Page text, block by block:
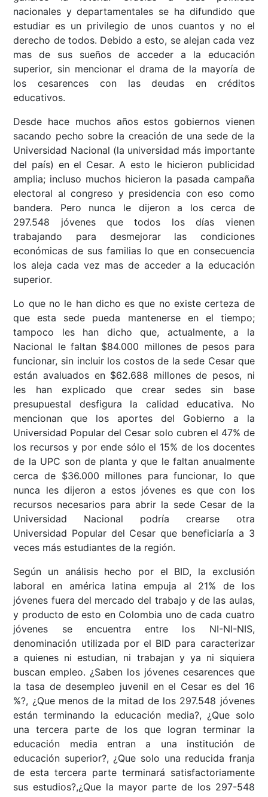
nacionales y departamentales se ha difundido que
estudiar es un privilegio de unos cuantos y no el
derecho de todos. Debido a esto, se alejan cada vez
mas de sus sueños de acceder a la educación
superior, sin mencionar el drama de la mayoría de
los cesarences con las deudas en créditos
educativos.
Desde hace muchos años estos gobiernos vienen
sacando pecho sobre la creación de una sede de la
Universidad Nacional (la universidad más importante
del país) en el Cesar. A esto le hicieron publicidad
amplia; incluso muchos hicieron la pasada campaña
electoral al congreso y presidencia con eso como
bandera. Pero nunca le dijeron a los cerca de
297.548 jóvenes que todos los días vienen
trabajando para desmejorar las condiciones
económicas de sus familias lo que en consecuencia
los aleja cada vez mas de acceder a la educación
superior.
Lo que no le han dicho es que no existe certeza de
que esta sede pueda mantenerse en el tiempo;
tampoco les han dicho que, actualmente, a la
Nacional le faltan $84.000 millones de pesos para
funcionar, sin incluir los costos de la sede Cesar que
están avaluados en $62.688 millones de pesos, ni
les han explicado que crear sedes sin base
presupuestal desfigura la calidad educativa. No
mencionan que los aportes del Gobierno a la
Universidad Popular del Cesar solo cubren el 47% de
los recursos y por ende sólo el 15% de los docentes
de la UPC son de planta y que le faltan anualmente
cerca de $36.000 millones para funcionar, lo que
nunca les dijeron a estos jóvenes es que con los
recursos necesarios para abrir la sede Cesar de la
Universidad Nacional podría crearse otra
Universidad Popular del Cesar que beneficiaría a 3
veces más estudiantes de la región.
Según un análisis hecho por el BID, la exclusión
laboral en américa latina empuja al 21% de los
jóvenes fuera del mercado del trabajo y de las aulas,
y producto de esto en Colombia uno de cada cuatro
jóvenes se encuentra entre los NI-NI-NIS,
denominación utilizada por el BID para caracterizar
a quienes ni estudian, ni trabajan y ya ni siquiera
buscan empleo. ¿Saben los jóvenes cesarences que
la tasa de desempleo juvenil en el Cesar es del 16
%?, ¿Que menos de la mitad de los 297.548 jóvenes
están terminando la educación media?, ¿Que solo
una tercera parte de los que logran terminar la
educación media entran a una institución de
educación superior?, ¿Que solo una reducida franja
de esta tercera parte terminará satisfactoriamente
sus estudios?,¿Que la mayor parte de los 297-548